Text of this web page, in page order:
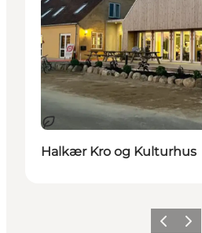
Nachhaltig
Halkær Kro og Kulturhus
Zurück